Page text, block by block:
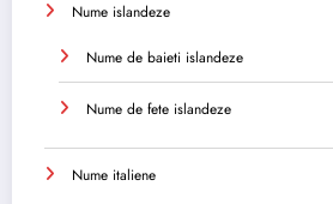
Nume islandeze
Nume de baieti islandeze
Nume de fete islandeze
Nume italiene